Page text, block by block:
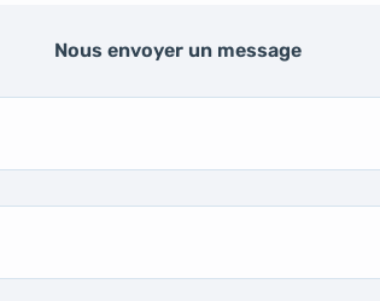
Nous envoyer un message